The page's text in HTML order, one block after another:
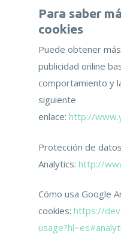
Para saber
cookies
Puede obtener
publicidad online
comportamiento y
siguiente
enlace: http://
Protección de
Analytics: http://
Cómo usa Google
cookies: https://